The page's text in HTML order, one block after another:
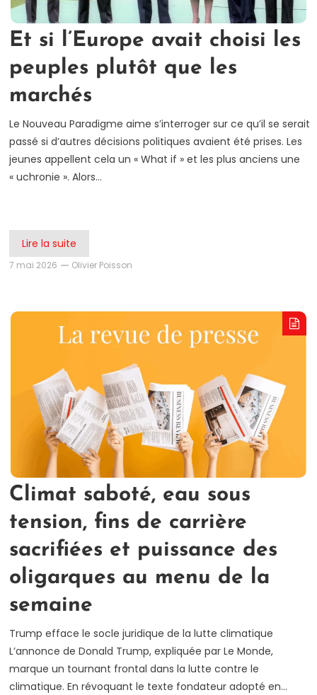
Et si l’Europe avait choisi les
peuples plutôt que les
marchés
Le Nouveau Paradigme aime s’interroger sur ce qu’il se serait
passé si d’autres décisions politiques avaient été prises. Les
jeunes appellent cela un « What if » et les plus anciens une
« uchronie ». Alors…
Lire la suite
7 mai 2026 Olivier Poisson
Climat saboté, eau sous
tension, fins de carrière
sacrifiées et puissance des
oligarques au menu de la
semaine
Trump efface le socle juridique de la lutte climatique
L’annonce de Donald Trump, expliquée par Le Monde,
marque un tournant frontal dans la lutte contre le
climatique. En révoquant le texte fondateur adopté en…